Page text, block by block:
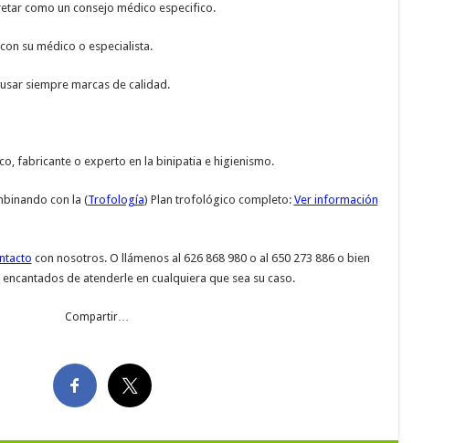
como un consejo médico especifico.
su médico o especialista.
siempre marcas de calidad.
fabricante o experto en la binipatia e higienismo.
con la (Trofología) Plan trofológico completo: Ver información
con nosotros. O llámenos al 626 868 980 o al 650 273 886 o bien
de atenderle en cualquiera que sea su caso.
Compartir…